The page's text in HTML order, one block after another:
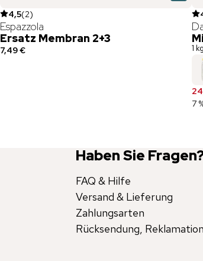
4,5(2)
Espazzola
Ersatz Membran 2+3
7,49 € 1
7
Haben Sie
FAQ & Hilfe
Versand & Lieferung
Zahlungsarten
Rücksendung,